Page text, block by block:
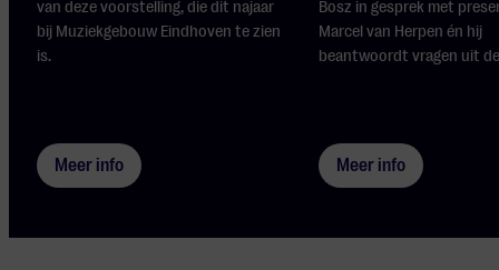
van deze voorstelling, die dit najaar
bij Muziekgebouw Eindhoven te zien
is.
Meer info
Bosz in gesprek met
Marcel van Herpen én hij
beantwoordt vragen uit
Meer info